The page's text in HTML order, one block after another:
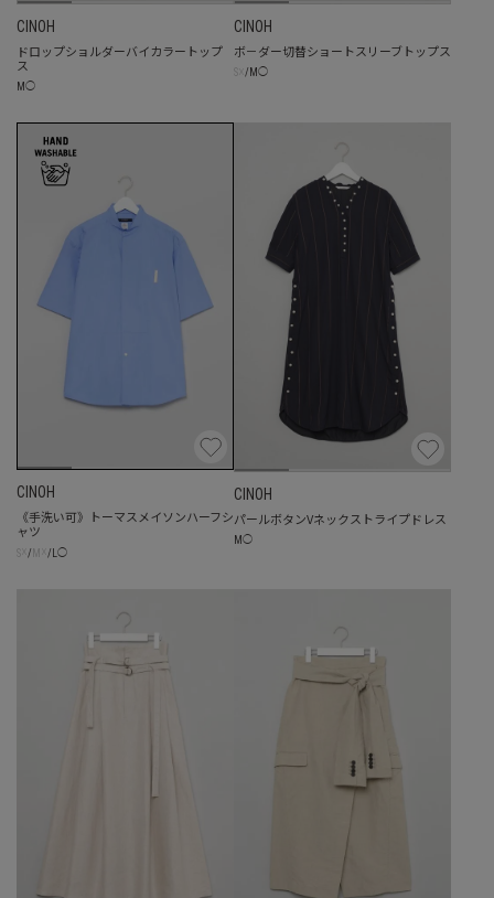
CINOH
ドロップショルダーバイカラートップ
ス
M ◯
CINOH
ボ－ダー切替ショートスリーブトップス
/ M ◯
CINOH
《手洗い可》トーマスメイソンハーフシ
ャツ
/ / ◯
CINOH
パールボタンVネックストライプドレス
M ◯